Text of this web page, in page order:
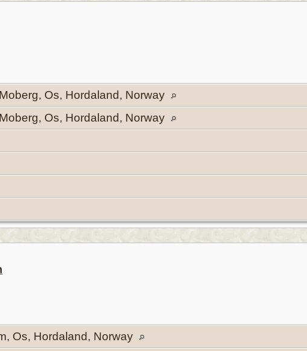
Os, Hordaland, Norway
Os, Hordaland, Norway
Os, Hordaland, Norway